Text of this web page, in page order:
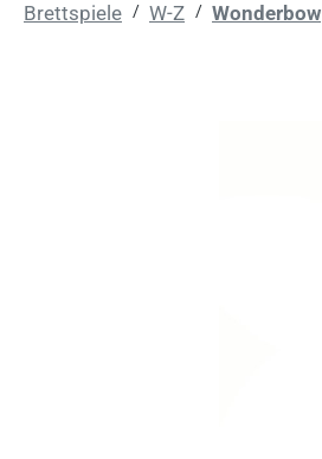
Brettspiele / W-Z / Wonderbow